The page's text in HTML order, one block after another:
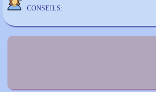
CONSEILS: